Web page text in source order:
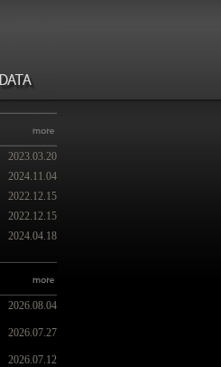
2023.03.20
2024.11.04
2022.12.15
2022.12.15
2024.04.18
2026.08.04
2026.07.27
2026.07.12